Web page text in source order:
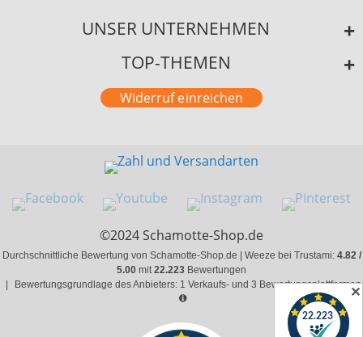
UNSER UNTERNEHMEN
TOP-THEMEN
Widerruf einreichen
©2024 Schamotte-Shop.de
Durchschnittliche Bewertung von Schamotte-Shop.de | Weeze bei Trustami: 4.82 /
5.00 mit22.223 Bewertungen
Bewertungsgrundlage des Anbieters: 1 Verkaufs- und 3 Bewertungsplattformen
✕